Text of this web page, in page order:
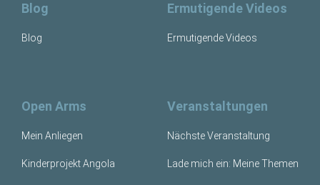
Blog
Blog
Ermutigende Videos
Ermutigende Videos
Open Arms
Mein Anliegen
Kinderprojekt Angola
Veranstaltungen
Nächste Veranstaltung
Lade mich ein: Meine Themen